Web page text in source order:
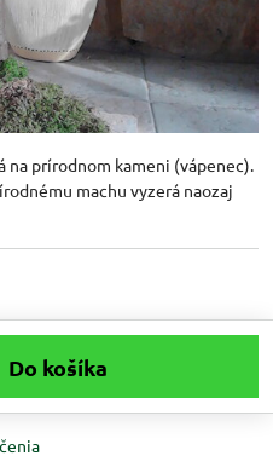
na prírodnom kameni (vápenec).
machu vyzerá naozaj
Do košíka